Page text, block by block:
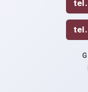
tel.
tel.